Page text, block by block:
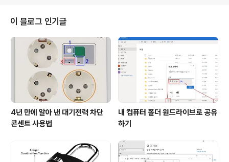
렸던 경남도민연금의 운영 방향을 정립하고 정책 체감도를
극대화하기 위해 가입자와 직접 소통하는 간담회였다고 하
는데요. 오늘은 박완수 지사의 4년 임기를 대표하는 민생
복지 정책이라고 할 수 있는 경남도민연금에 대하여 살펴
보겠습니다. 경남도민연금은 2025년 9월 경상남도의회
에서 「경남도민연금 운영 및 지원에..
이 블로그 인기글
4년 만에 알아 낸 대기전력 차단
콘센트 사용법
내 컴퓨터 폴더 원드라이브로 공유
하기